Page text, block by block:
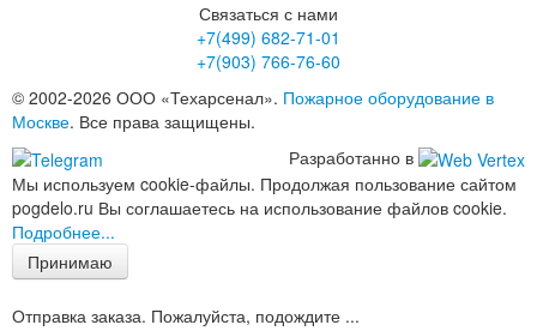
Связаться с нами
+7(499) 682-71-01
+7(903) 766-76-60
© 2002-2026 ООО «Техарсенал». Пожарное оборудование в
Москве. Все права защищены.
Разработанно в
Мы используем cookie-файлы. Продолжая пользование сайтом
pogdelo.ru Вы соглашаетесь на использование файлов cookie.
Подробнее...
Принимаю
Отправка заказа. Пожалуйста, подождите ...